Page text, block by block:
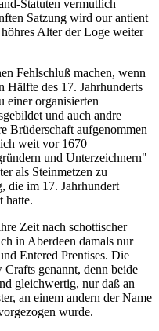
Statuten vermutlich
Satzung wird our antient
Alter der Loge weiter
Fehlschluß machen, wenn
Hälfte des 17. Jahrhunderts
einer organisierten
und auch andre
Brüderschaft aufgenommen
weit vor 1670
und Unterzeichnern"
als Steinmetzen zu
die im 17. Jahrhundert
hatte.
Zeit nach schottischer
in Aberdeen damals nur
Entered Prentises. Die
genannt, denn beide
gleichwertig, nur daß an
an einem andern der Name
wurde.